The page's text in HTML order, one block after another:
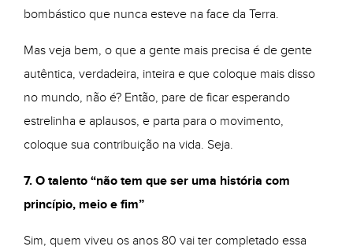
bombástico que nunca esteve na face da Terra.
Mas veja bem, o que a gente mais precisa é de gente
autêntica, verdadeira, inteira e que coloque mais disso
no mundo, não é? Então, pare de ficar esperando
estrelinha e aplausos, e parta para o movimento,
coloque sua contribuição na vida. Seja.
7. O talento “não tem que ser uma história com
princípio, meio e fim”
Sim, quem viveu os anos 80 vai ter completado essa